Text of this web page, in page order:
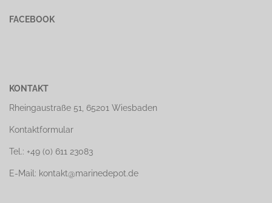
FACEBOOK
KONTAKT
Rheingaustraße 51, 65201 Wiesbaden
Kontaktformular
Tel.: +49 (0) 611 23083
E-Mail: kontakt@marinedepot.de